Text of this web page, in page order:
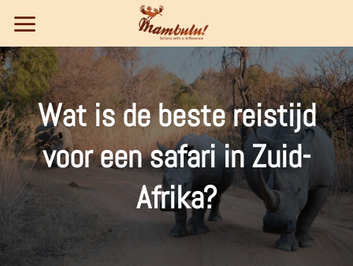
naar
inhoud
Wat is de beste reistijd
voor een safari in Zuid-
Afrika?